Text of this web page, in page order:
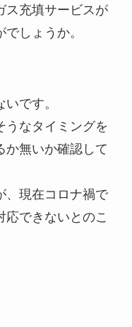
ス充填サービスが
しょうか。
です。
うなタイミングを
か無いか確認して
、現在コロナ禍で
できないとのこ